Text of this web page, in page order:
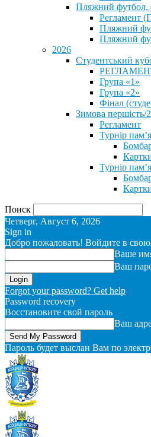
Пляжний футбол,
Регламент
Пляжний
Пляжний
2026
Студентський
Група «1»
Група «2»
Фінал
⁨Зимова першість/
Регламент
Турнір
Турнір
Поиск
Четверг, Август 6, 2026
Sign in
Добро пожаловать! Войдите в
Ваше
Ваш
Forgot your password? Get help
Password recovery
Восстановите свой пароль
Ваш
Пароль будет выслан Вам по